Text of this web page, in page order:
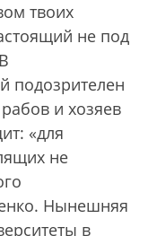
твоих
не под
подозрителен
и хозяев
«для
не
Нынешняя
в